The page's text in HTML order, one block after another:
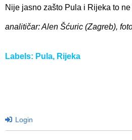
Nije jasno zašto Pula i Rijeka to
analitičar: Alen Šćuric (Zagreb),
Labels: Pula, Rijeka
Login